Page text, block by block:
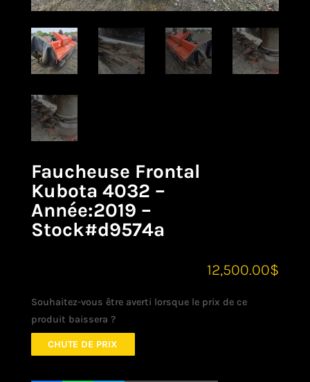
Faucheuse Frontal
Kubota 4032 –
Année:2019 –
Stock#d9574a
12,500.00$
Souhaitez-vous être averti lorsque le prix de ce
produit baissera ?
CHUTE DE PRIX